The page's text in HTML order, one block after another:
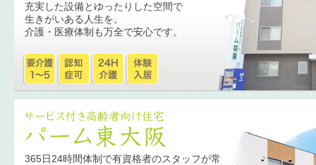
充実した設備とゆったりした空間で
生きがいある人生を。
介護・医療体制も万全で安心です。
365日24時間体制で有資格者のスタッフが常